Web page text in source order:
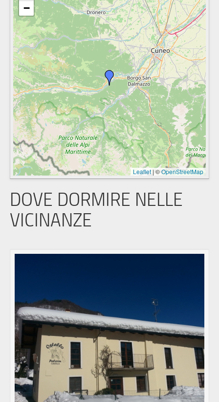
−
Leaflet |©OpenStreetMap
DOVE DORMIRE NELLE
VICINANZE